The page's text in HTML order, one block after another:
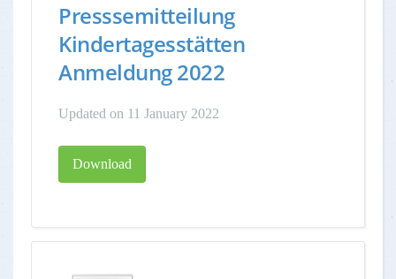
Presssemitteilung
Kindertagesstätten
Anmeldung 2022
Updated on 11 January 2022
Download